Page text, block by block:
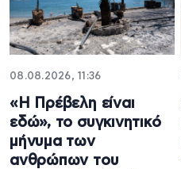
08.08.2026, 11:36
«Η Πρέβελη είναι
εδώ», το συγκινητικό
μήνυμα των
ανθρώπων του